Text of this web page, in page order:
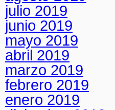
julio 2019
junio 2019
mayo 2019
abril 2019
marzo 2019
febrero 2019
enero 2019